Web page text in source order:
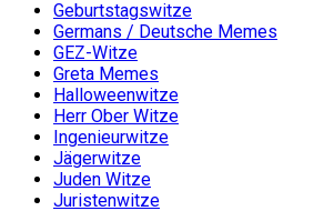
Geburtstagswitze
Germans / Deutsche Memes
GEZ-Witze
Greta Memes
Halloweenwitze
Herr Ober Witze
Ingenieurwitze
Jägerwitze
Juden Witze
Juristenwitze